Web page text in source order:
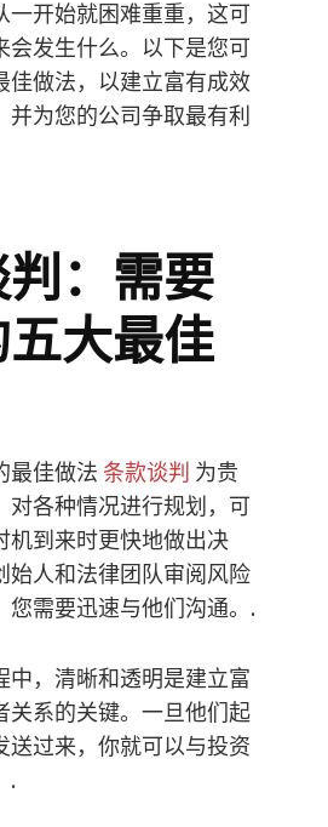
一开始就困难重重，这可
会发生什么。以下是您可
佳做法，以建立富有成效
并为您的公司争取最有利
：需要
大最佳
最佳做法 条款谈判 为贵
对各种情况进行规划，可
机到来时更快地做出决
始人和法律团队审阅风险
您需要迅速与他们沟通。.
中，清晰和透明是建立富
关系的关键。一旦他们起
送过来，你就可以与投资
.